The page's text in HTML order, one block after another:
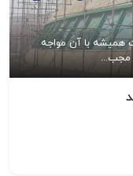
همیشه با آن مواجه
مجب...